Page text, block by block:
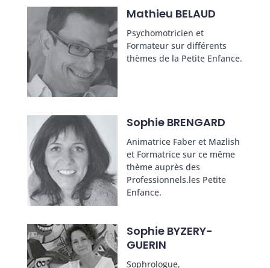
Mathieu BELAUD
Psychomotricien et
Formateur sur différents
thèmes de la Petite Enfance.
Sophie BRENGARD
Animatrice Faber et Mazlish
et Formatrice sur ce même
thème auprès des
Professionnels.les Petite
Enfance.
Sophie BYZERY-
GUERIN
Sophrologue,